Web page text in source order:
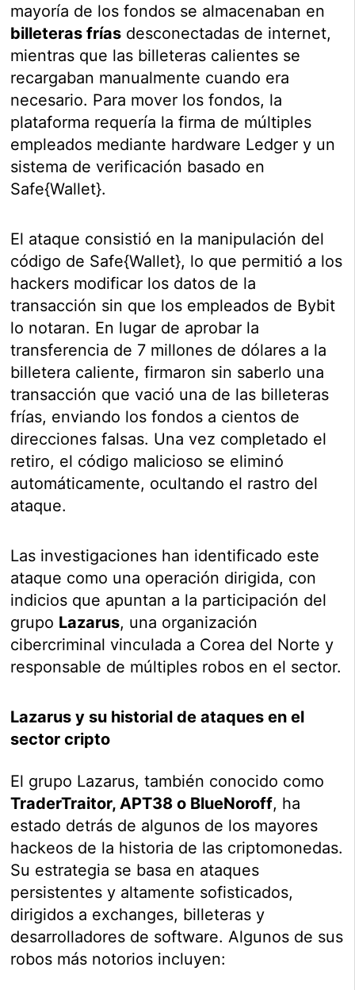
mayoría de los fondos se almacenaban en
billeteras frías desconectadas de internet,
mientras que las billeteras calientes se
recargaban manualmente cuando era
necesario. Para mover los fondos, la
plataforma requería la firma de múltiples
empleados mediante hardware Ledger y un
sistema de verificación basado en
Safe{Wallet}.
El ataque consistió en la manipulación del
código de Safe{Wallet}, lo que permitió a los
hackers modificar los datos de la
transacción sin que los empleados de Bybit
lo notaran. En lugar de aprobar la
transferencia de 7 millones de dólares a la
billetera caliente, firmaron sin saberlo una
transacción que vació una de las billeteras
frías, enviando los fondos a cientos de
direcciones falsas. Una vez completado el
retiro, el código malicioso se eliminó
automáticamente, ocultando el rastro del
ataque.
Las investigaciones han identificado este
ataque como una operación dirigida, con
indicios que apuntan a la participación del
grupo Lazarus, una organización
cibercriminal vinculada a Corea del Norte y
responsable de múltiples robos en el sector.
Lazarus y su historial de ataques en el
sector cripto
El grupo Lazarus, también conocido como
TraderTraitor, APT38 o BlueNoroff, ha
estado detrás de algunos de los mayores
hackeos de la historia de las criptomonedas.
Su estrategia se basa en ataques
persistentes y altamente sofisticados,
dirigidos a exchanges, billeteras y
desarrolladores de software. Algunos de sus
robos más notorios incluyen: